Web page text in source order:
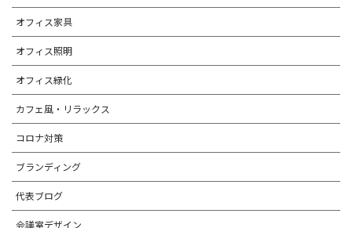
オフィス家具
オフィス照明
オフィス緑化
カフェ風・リラックス
コロナ対策
ブランディング
代表ブログ
会議室デザイン